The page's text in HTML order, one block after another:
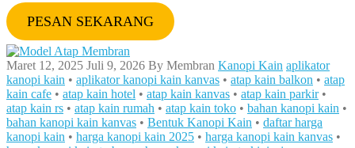
PESAN SEKARANG
Maret 12, 2025 Juli 9, 2026 By Membran Kanopi Kain aplikator
kanopi kain • aplikator kanopi kain kanvas • atap kain balkon • atap
kain cafe • atap kain hotel • atap kain kanvas • atap kain parkir•
atap kain rs • atap kain rumah • atap kain toko • bahan kanopi kain •
bahan kanopi kain kanvas • Bentuk Kanopi Kain • daftar harga
kanopi kain • harga kanopi kain 2025 • harga kanopi kain kanvas •